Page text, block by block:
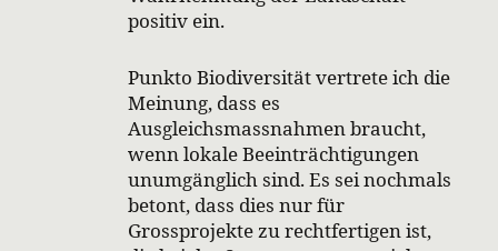
positiv ein.
Punkto Biodiversität vertrete ich die
Meinung, dass es
Ausgleichsmassnahmen braucht,
wenn lokale Beeinträchtigungen
unumgänglich sind. Es sei nochmals
betont, dass dies nur für
Grossprojekte zu rechtfertigen ist,